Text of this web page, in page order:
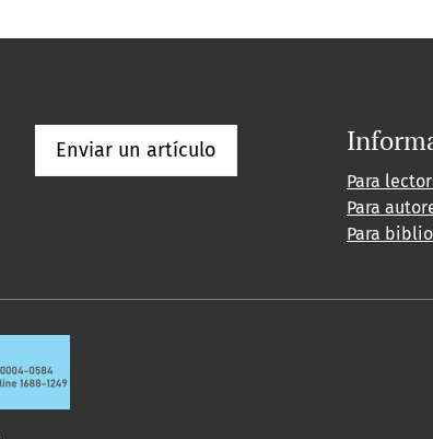
Enviar un artículo
Para
Para
Para